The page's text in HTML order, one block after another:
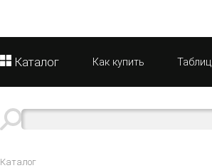
Каталог Как купить
Каталог